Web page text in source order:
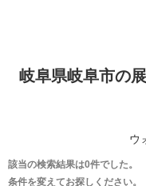
岐阜県岐阜市の
ウ
該当の検索結果は0件でした。
条件を変えてお探しください。